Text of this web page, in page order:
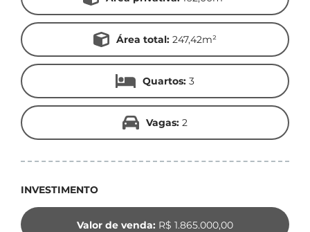
Área total: 247,42m²
Quartos:3
Vagas:2
INVESTIMENTO
Valor de venda: R$ 1.865.000,00